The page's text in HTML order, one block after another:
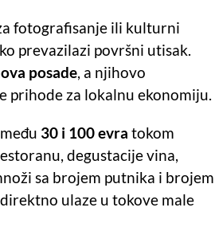
fotografisanje ili kulturni
prevazilazi površni utisak.
posade, a njihovo
prihode za lokalnu ekonomiju.
30 i 100 evra tokom
degustacije vina,
sa brojem putnika i brojem
ulaze u tokove male